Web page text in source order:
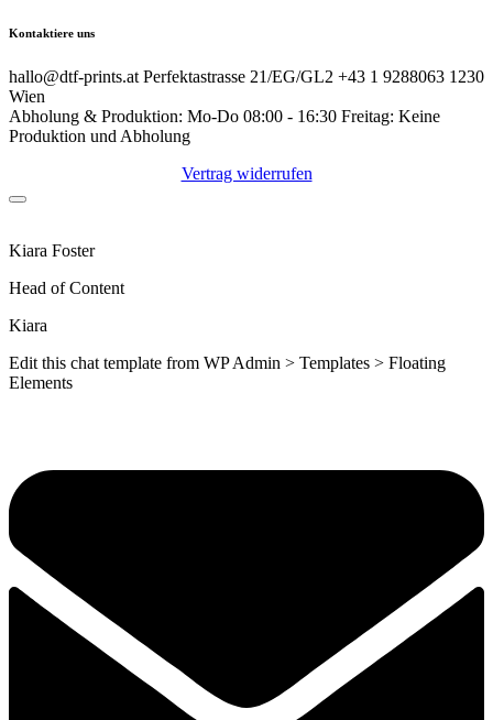
Kontaktiere uns
hallo@dtf-prints.at Perfektastrasse 21/EG/GL2 +43 1 9288063 1230
Wien
Abholung & Produktion: Mo-Do 08:00 - 16:30 Freitag: Keine
Produktion und Abholung
Vertrag widerrufen
Kiara Foster​
Head of Content​
Kiara​
Edit this chat template from WP Admin > Templates > Floating
Elements